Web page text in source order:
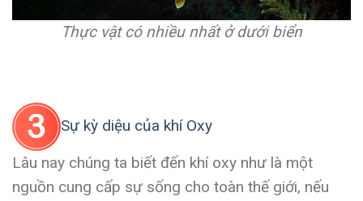
Thực vật có nhiều nhất ở dưới biển
Sự kỳ diệu của khí Oxy
Lâu nay chúng ta biết đến khí oxy như là một
nguồn cung cấp sự sống cho toàn thế giới, nếu